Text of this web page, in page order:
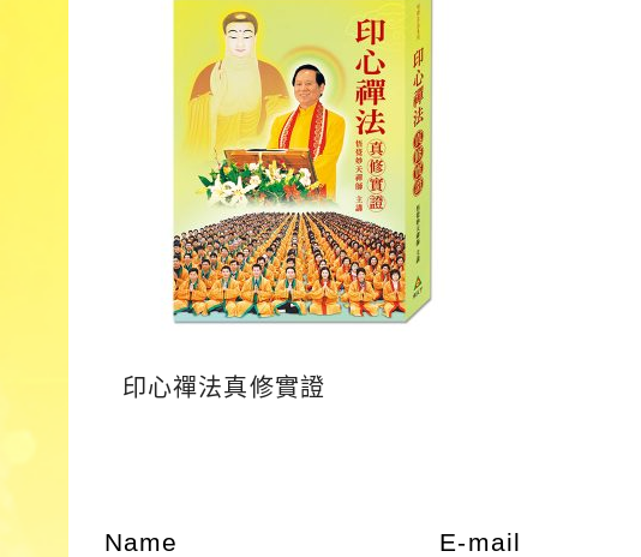
印心禪法真修實證
Name E-mail